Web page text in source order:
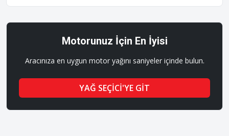
Motorunuz İçin En İyisi
Aracınıza en uygun motor yağını saniyeler içinde bulun.
YAĞ SEÇİCİ'YE GİT